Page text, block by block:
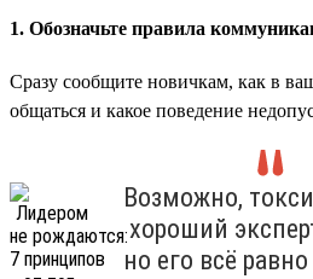
1. Обозначьте правила
Сразу сообщите новичкам, как в
общаться и какое поведение
Возможно,
хороший
но его всё